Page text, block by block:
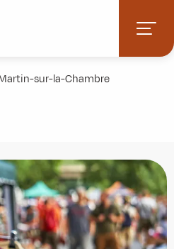
sur-la-Chambre